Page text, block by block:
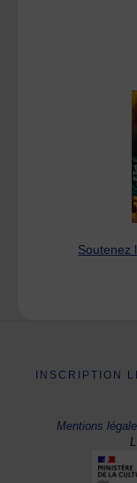
Soutenez
INSCRIPTION
Mentions